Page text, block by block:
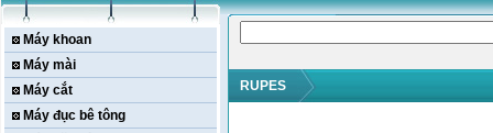
Máy khoan
Máy mài
Máy cắt
Máy đục bê tông
RUPES